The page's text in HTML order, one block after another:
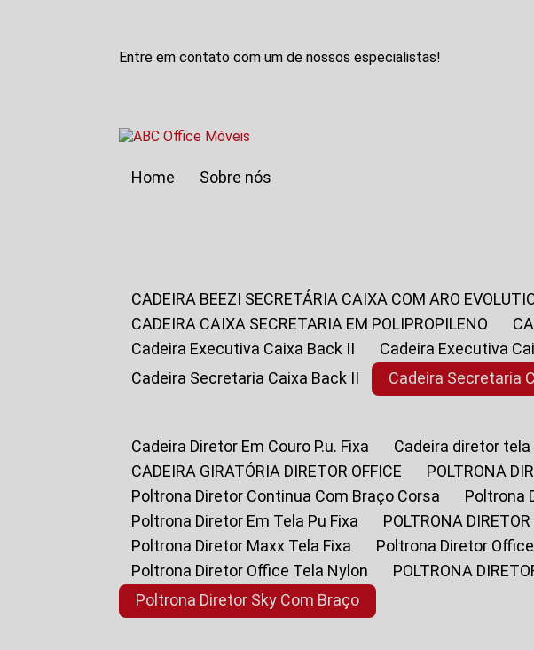
Entre em contato com um de nossos especialistas!
Home
Sobre nós
CADEIRA BEEZI SECRETÁRIA CAIXA COM ARO
CADEIRA CAIXA SECRETARIA EM POLIPROPILENO
Cadeira Executiva Caixa Back II
Cadeira Executiva
Cadeira Secretaria Caixa Back II
Cadeira Secretaria
Cadeira Diretor Em Couro P.u. Fixa
Cadeira diretor
CADEIRA GIRATÓRIA DIRETOR OFFICE
POLTRONA
Poltrona Diretor Continua Com Braço Corsa
Poltrona Diretor Em Tela Pu Fixa
POLTRONA
Poltrona Diretor Maxx Tela Fixa
Poltrona Diretor
Poltrona Diretor Office Tela Nylon
POLTRONA
Poltrona Diretor Sky Com Braço